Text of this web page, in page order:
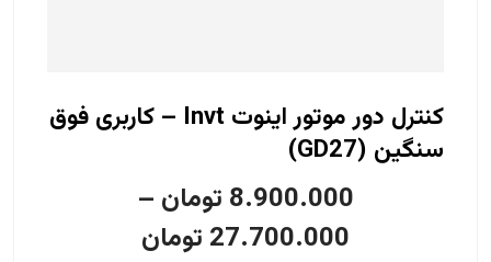
کنترل دور موتور اینوت Invt – کاربری فوق
سنگین (GD27)
8.900.000 تومان –
27.700.000 تومان